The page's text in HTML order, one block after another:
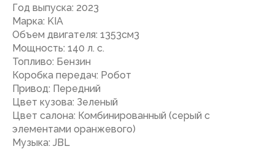
Год выпуска: 2023
Марка: KIA
Объем двигателя: 1353см3
Мощность: 140 л. с.
Топливо: Бензин
Коробка передач: Робот
Привод: Передний
Цвет кузова: Зеленый
Цвет салона: Комбинированный (серый с
элементами оранжевого)
Музыка: JBL